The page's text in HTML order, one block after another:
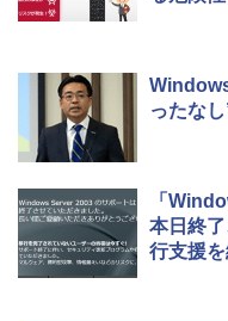
ったな
「
本日終
行支援